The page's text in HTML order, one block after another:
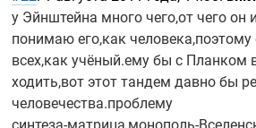
у Эйнштейна много чего,от чего он
понимаю его,как
всех,как учёный.ему бы с Планком
ходить,вот этот тандем давно бы
человечества.проблему